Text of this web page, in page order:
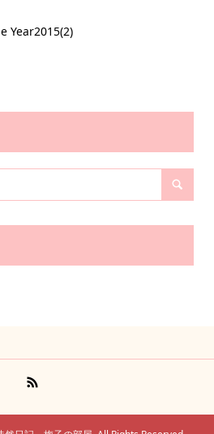
Year2015(2)